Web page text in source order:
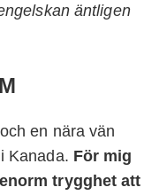
äntligen
en nära vän
Kanada. För mig
trygghet att